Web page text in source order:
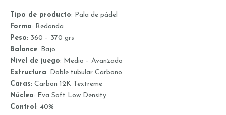
Tipo de producto: Pala de pádel
Forma: Redonda
Peso: 360 – 370 grs
Balance: Bajo
Nivel de juego: Medio – Avanzado
Estructura: Doble tubular Carbono
Caras: Carbon 12K Textreme
Núcleo: Eva Soft Low Density
Control : 40%